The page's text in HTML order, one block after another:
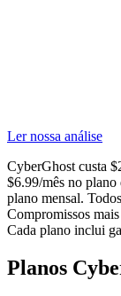
Ler nossa análise
CyberGhost custa
$6.99/mês no
plano mensal.
Compromissos
Cada plano inclui
Planos